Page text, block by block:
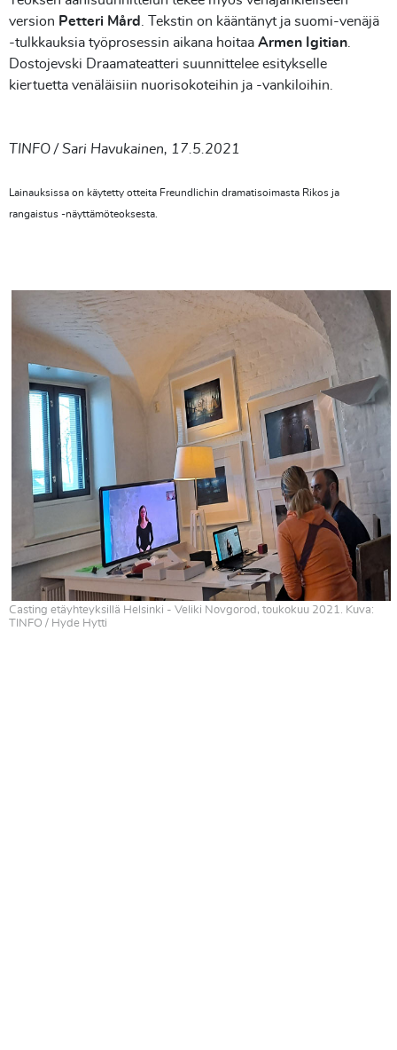
version Petteri Mård
. Tekstin on kääntänyt ja suomi-venäjä
-tulkkauksia työprosessin aikana hoitaa Armen Igitian
Dostojevski Draamateatteri suunnittelee esitykselle
kiertuetta venäläisiin nuorisokoteihin ja -vankiloihin.
TINFO / Sari Havukainen, 17.5.2021
Lainauksissa on käytetty otteita Freundlichin dramatisoimasta Rikos ja
rangaistus -näyttämöteoksesta.
Casting etäyhteyksillä Helsinki - Veliki Novgorod, toukokuu 2021. Kuva:
TINFO / Hyde Hytti